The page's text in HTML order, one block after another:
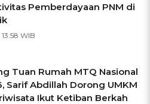
Pemberdayaan PNM di
13:58 WIB
Tuan Rumah MTQ Nasional
Sarif Abdillah Dorong UMKM
Ikut Ketiban Berkah